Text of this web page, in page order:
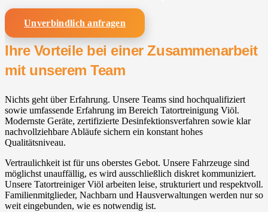
Unverbindlich anfragen
Ihre Vorteile bei einer Zusammenarbeit
mit unserem Team
Nichts geht über Erfahrung. Unsere Teams sind hochqualifiziert
sowie umfassende Erfahrung im Bereich Tatortreinigung Viöl.
Modernste Geräte, zertifizierte Desinfektionsverfahren sowie klar
nachvollziehbare Abläufe sichern ein konstant hohes
Qualitätsniveau.
Vertraulichkeit ist für uns oberstes Gebot. Unsere Fahrzeuge sind
möglichst unauffällig, es wird ausschließlich diskret kommuniziert.
Unsere Tatortreiniger Viöl arbeiten leise, strukturiert und respektvoll.
Familienmitglieder, Nachbarn und Hausverwaltungen werden nur so
weit eingebunden, wie es notwendig ist.